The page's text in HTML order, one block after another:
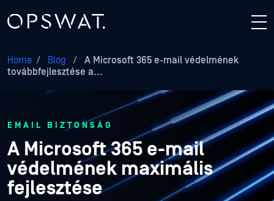
Home / Blog /
A Microsoft 365 e-mail védelmének
továbbfejlesztése a...
EMAIL BIZTONSÁG
A Microsoft 365 e-mail
védelmének maximális
fejlesztése